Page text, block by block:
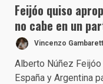
Feijóo quiso
no cabe en un
Vincenzo
Alberto Núñez
España y Argentina